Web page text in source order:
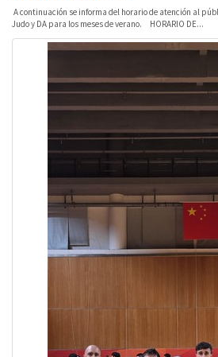
A continuación se informa del horario de atención al
Judo y DA para los meses de verano. HORARIO DE...